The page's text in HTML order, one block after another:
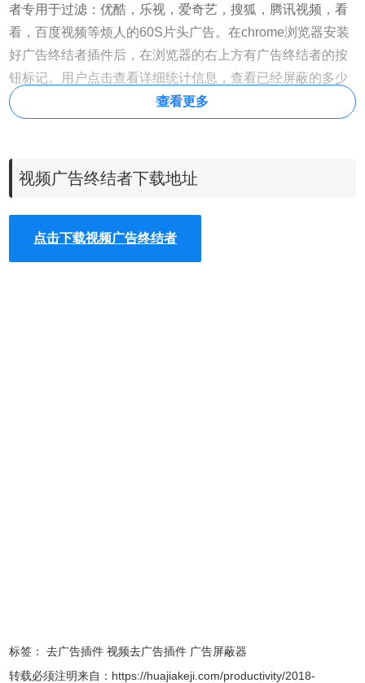
者专用于过滤：优酷，乐视，爱奇艺，搜狐，腾讯视频，看
看，百度视频等烦人的60S片头广告。在chrome浏览器安装
好广告终结者插件后，在浏览器的右上方有广告终结者的按
钮标记。用户点击查看详细统计信息，查看已经屏蔽的多少
广告。如下图所示：
查看更多
视频广告终结者下载地址
点击下载视频广告终结者
标签： 去广告插件 视频去广告插件 广告屏蔽器
转载必须注明来自： https://huajiakeji.com/productivity/2018-